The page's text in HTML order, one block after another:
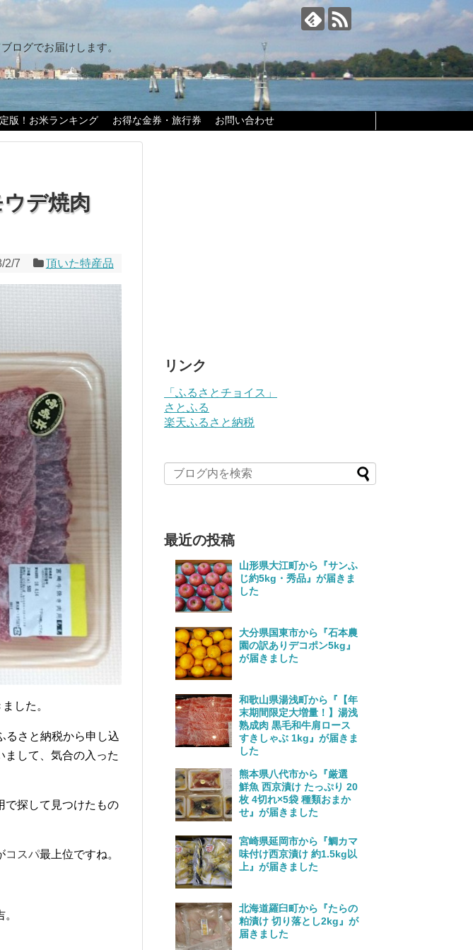
ログでお届けします。
版！お米ランキング お得な金券・旅行券 お問い合わせ
デ焼肉
2/7 頂いた特産品
した。
るさと納税から申し込
まして、気合の入った
で探して見つけたもの
コスパ最上位ですね。
リンク
「ふるさとチョイス」
さとふる
楽天ふるさと納税
最近の投稿
山形県大江町から『サンふ
じ約5kg・秀品』が届きま
した
大分県国東市から『石本農
園の訳ありデコポン5kg』
が届きました
和歌山県湯浅町から『【年
末期間限定大増量！】湯浅
熟成肉 黒毛和牛肩ロース
すきしゃぶ 1kg』が届きま
した
熊本県八代市から『厳選
鮮魚 西京漬け たっぷり 20
枚 4切れ×5袋 種類おまか
せ』が届きました
宮崎県延岡市から『鯛カマ
味付け西京漬け 約1.5kg以
上』が届きました
北海道羅臼町から『たらの
粕漬け 切り落とし2kg』が
届きました